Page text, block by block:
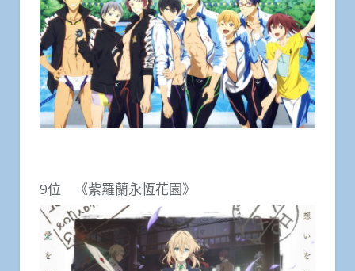
9位 《紫羅蘭永恆花園》